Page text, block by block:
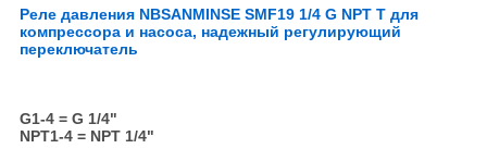
Реле давления NBSANMINSE SMF19 1/4 G NPT T для
компрессора и насоса, надежный регулирующий
переключатель
G1-4 = G 1/4"
NPT1-4 = NPT 1/4"